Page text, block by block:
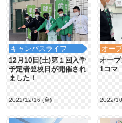
キャンパスライフ
12月10日(土)第１回入学
予定者登校日が開催され
ました！
2022/12/16 (金)
オー
1コマ
2022/